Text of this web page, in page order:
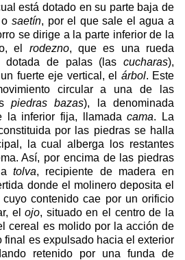
está dotado en su parte baja de
saetín, por el que sale el agua a
se dirige a la parte inferior de la
el rodezno, que es una rueda
dotada de palas (las cucharas),
fuerte eje vertical, el árbol. Este
circular a una de las
piedras bazas), la denominada
la inferior fija, llamadacama. La
por las piedras se halla
la cual alberga los restantes
Así, por encima de las piedras
tolva, recipiente de madera en
donde el molinero deposita el
contenido cae por un orificio
elojo, situado en el centro de la
cereal es molido por la acción de
final es expulsado hacia el exterior
retenido por una funda de